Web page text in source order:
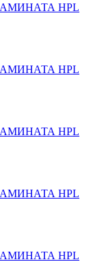
HPL
HPL
HPL
HPL
HPL